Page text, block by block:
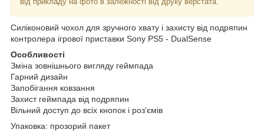
Силіконовий чохол для зручного хвату і захисту від подряпин
контролера ігрової приставки Sony PS5 - DualSense
Особливості
Зміна зовнішнього вигляду геймпада
Гарний дизайн
Запобігання ковзання
Захист геймпада від подряпин
Вільний доступ до всіх кнопок і роз'ємів
Упаковка: прозорий пакет